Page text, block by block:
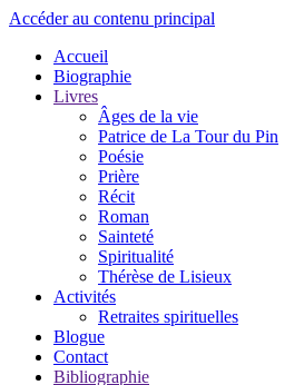
Accéder au contenu principal
Accueil
Biographie
Livres
Âges de la vie
Patrice de La Tour du Pin
Poésie
Prière
Récit
Roman
Sainteté
Spiritualité
Thérèse de Lisieux
Activités
Retraites spirituelles
Blogue
Contact
Bibliographie